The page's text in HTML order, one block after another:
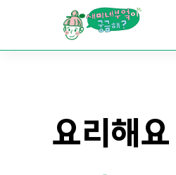
요리가
요리해요